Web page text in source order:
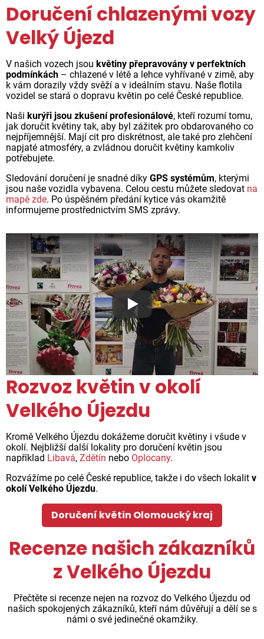
Doručení chlazenými vozy
Velký Újezd
V našich vozech jsou květiny přepravovány v perfektních
podmínkách – chlazené v létě a lehce vyhřívané v zimě, aby
k vám dorazily vždy svěží a v ideálním stavu. Naše flotila
vozidel se stará o dopravu květin po celé České republice.
Naši kurýři jsou zkušení profesionálové, kteří rozumí tomu,
jak doručit květiny tak, aby byl zážitek pro obdarovaného co
nejpříjemnější. Mají cit pro diskrétnost, ale také pro zlehčení
napjaté atmosféry, a zvládnou doručit květiny kamkoliv
potřebujete.
Sledování doručení je snadné díky GPS systémům, kterými
jsou naše vozidla vybavena. Celou cestu můžete sledovat na
mapě zde. Po úspěšném předání kytice vás okamžitě
informujeme prostřednictvím SMS zprávy.
Proč jsou květiny z Florea
Rozvoz květin v okolí
Velkého Újezdu
Kromě Velkého Újezdu dokážeme doručit květiny i všude v
okolí. Nejbližší další lokality pro doručení květin jsou
například Libavá, Zdětín nebo Oplocany.
Rozvážíme po celé České republice, takže i do všech lokalit v
okolí Velkého Újezdu.
Doručení květin Olomoucký kraj
Recenze našich zákazníků
z Velkého Újezdu
Přečtěte si recenze nejen na rozvoz do Velkého Újezdu od
našich spokojených zákazníků, kteří nám důvěřují a dělí se s
námi o své jedinečné okamžiky.